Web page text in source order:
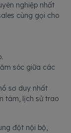
nghiệp nhất
cùng gọi cho
sóc giữa các
sơ duy nhất
tâm, lịch sử trao
đột nội bộ,